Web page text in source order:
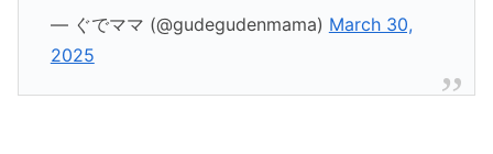
— ぐでママ (@gudegudenmama) March 30,
2025